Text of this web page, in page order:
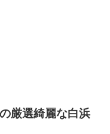
厳選綺麗な白浜